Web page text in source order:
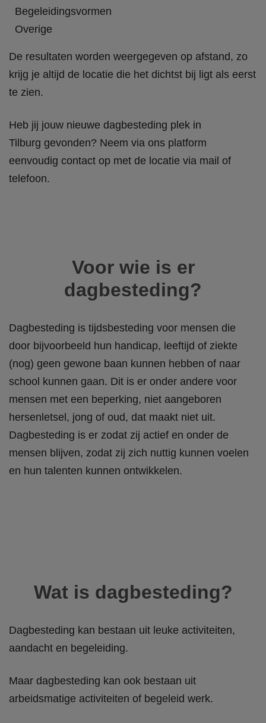
Begeleidingsvormen
Overige
De resultaten worden weergegeven op afstand, zo
krijg je altijd de locatie die het dichtst bij ligt als eerst
te zien.
Heb jij jouw nieuwe dagbesteding plek in
Tilburg gevonden? Neem via ons platform
eenvoudig contact op met de locatie via mail of
telefoon.
Voor wie is er
dagbesteding?
Dagbesteding is tijdsbesteding voor mensen die
door bijvoorbeeld hun handicap, leeftijd of ziekte
(nog) geen gewone baan kunnen hebben of naar
school kunnen gaan. Dit is er onder andere voor
mensen met een beperking, niet aangeboren
hersenletsel, jong of oud, dat maakt niet uit.
Dagbesteding is er zodat zij actief en onder de
mensen blijven, zodat zij zich nuttig kunnen voelen
en hun talenten kunnen ontwikkelen.
Wat is dagbesteding?
Dagbesteding kan bestaan uit leuke activiteiten,
aandacht en begeleiding.
Maar dagbesteding kan ook bestaan uit
arbeidsmatige activiteiten of begeleid werk.